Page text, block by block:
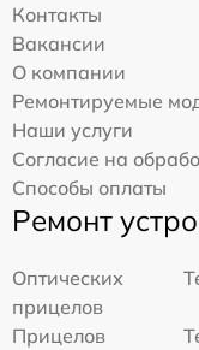
Контакты
Вакансии
О компании
Ремонтируемые
Наши услуги
Согласие на
Способы оплаты
Ремонт
Оптических
прицелов
Прицелов